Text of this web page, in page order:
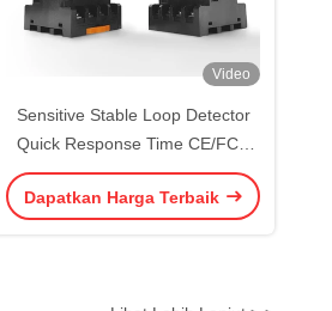
Video
Sensitive Stable Loop Detector
Quick Response Time CE/FCC
Certified Relay Output Kehadiran
Relay Berat Bruto 300 g
Dapatkan Harga Terbaik